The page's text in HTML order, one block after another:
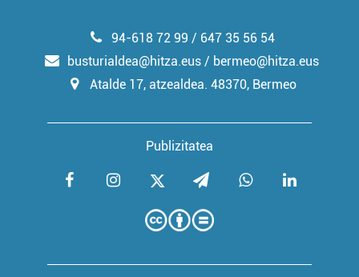
Publizitatea
94-618 72 99 / 647 35 56 54
busturialdea@hitza.eus / bermeo@hitza.eus
Atalde 17, atzealdea. 48370, Bermeo